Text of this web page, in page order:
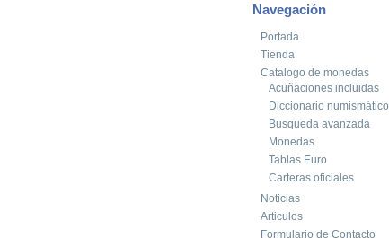
Navegación
Portada
Tienda
Catalogo de monedas
Acuñaciones incluidas
Diccionario numismático
Busqueda avanzada
Monedas
Tablas Euro
Carteras oficiales
Noticias
Articulos
Formulario de Contacto